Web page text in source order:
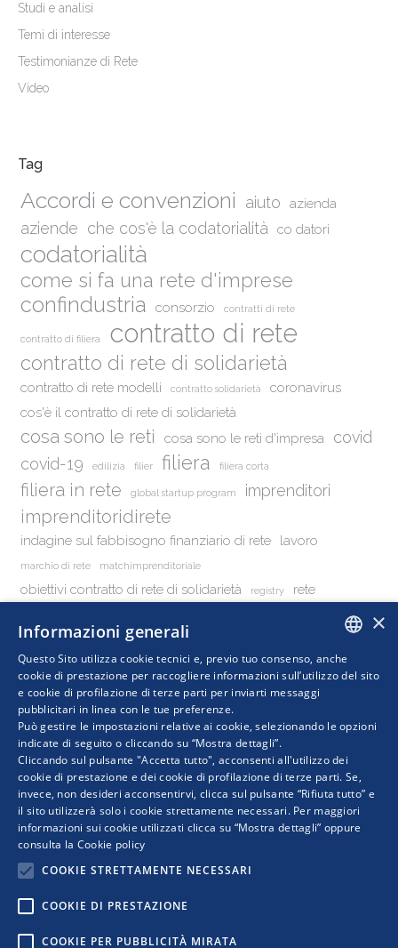
Studi e analisi
Temi di interesse
Testimonianze di Rete
Video
Tag
Accordi e convenzioni aiuto azienda
aziende che cos'è la codatorialità co datori
codatorialità
come si fa una rete d'imprese
confindustria consorzio contratti di rete
contratto di filiera contratto di rete
contratto di rete di solidarietà
contratto di rete modelli contratto solidarietà
coronavirus
cos'è il contratto di rete di solidarietà
cosa sono le reti cosa sono le reti d'impresa
covid
covid-19
edilizia filier filiera filiera corta
filiera in rete global startup program imprenditori
imprenditoridirete
indagine sul fabbisogno finanziario di rete lavoro
marchio di rete matchimprenditoriale
obiettivi contratto di rete di solidarietà registry
rete
reti di impresa
retidimpresa retimpresa rock2025
RetImpresa - Agenzia Confederale per le aggregazioni e le
ITALIAN
×
Informazioni generali
Questo Sito utilizza cookie tecnici e, previo tuo consenso, anche
cookie di prestazione per raccogliere informazioni sull’utilizzo del sito
e cookie di profilazione di terze parti per inviarti messaggi
pubblicitari in linea con le tue preferenze.
Può gestire le impostazioni relative ai cookie, selezionando le opzioni
indicate di seguito o cliccando su “Mostra dettagli”.
Cliccando sul pulsante "Accetta tutto", acconsenti all'utilizzo dei
cookie di prestazione e dei cookie di profilazione di terze parti. Se,
invece, non desideri acconsentirvi, clicca sul pulsante “Rifiuta tutto” e
il sito utilizzerà solo i cookie strettamente necessari. Per maggiori
informazioni sui cookie utilizzati clicca su “Mostra dettagli” oppure
consulta la Cookie policy
COOKIE STRETTAMENTE NECESSARI
COOKIE DI PRESTAZIONE
COOKIE PER PUBBLICITÀ MIRATA